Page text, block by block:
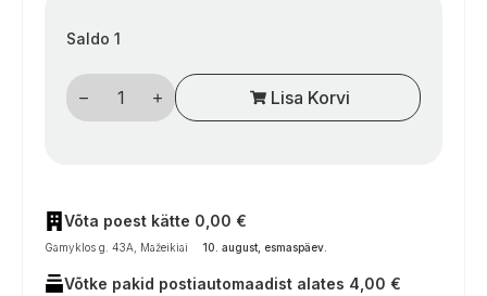
Saldo 1
Kemperių
cirkuliacinis
siurblys
HE“,
12
V,
5
greičių,
Lisa Korvi
Võta poest kätte 0,00 €
Gamyklos g. 43A, Mažeikiai 10. august, esmaspäev.
Võtke pakid postiautomaadist alates 4,00 €